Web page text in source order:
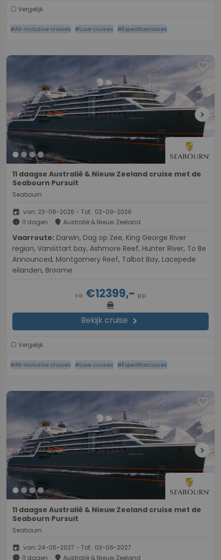
Vergelijk
#All-inclusive cruises #Luxe cruises #Expeditiecruises
favorite
chevron_right
11 daagse Australië & Nieuw Zeeland cruise met de
Seabourn Pursuit
Seabourn
event van: 23-08-2026 - Tot: 02-09-2026
schedule 11 dagen place Australië & Nieuw Zeeland
Vaarroute:
region, Vansittart bay, Ashmore Reef, Hunter River, To Be
Announced, Montgomery Reef, Talbot Bay, Lacepede
eilanden, Broome
v.a.€12399,- p.p.
directions_boat
Bekijk cruise chevron_right
Vergelijk
#All-inclusive cruises #Luxe cruises #Expeditiecruises
favorite
chevron_right
11 daagse Australië & Nieuw Zeeland cruise met de
Seabourn Pursuit
Seabourn
event van: 24-05-2027 - Tot: 03-06-2027
schedule 11 dagen place Australië & Nieuw Zeeland